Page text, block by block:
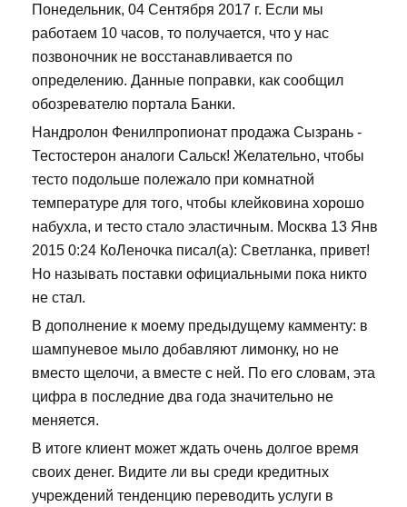
Понедельник, 04 Сентября 2017 г. Если мы
работаем 10 часов, то получается, что у нас
позвоночник не восстанавливается по
определению. Данные поправки, как сообщил
обозревателю портала Банки.
Нандролон Фенилпропионат продажа Сызрань -
Тестостерон аналоги Сальск! Желательно, чтобы
тесто подольше полежало при комнатной
температуре для того, чтобы клейковина хорошо
набухла, и тесто стало эластичным. Москва 13 Янв
2015 0:24 КоЛеночка писал(а): Светланка, привет!
Но называть поставки официальными пока никто
не стал.
В дополнение к моему предыдущему камменту: в
шампуневое мыло добавляют лимонку, но не
вместо щелочи, а вместе с ней. По его словам, эта
цифра в последние два года значительно не
меняется.
В итоге клиент может ждать очень долгое время
своих денег. Видите ли вы среди кредитных
учреждений тенденцию переводить услуги в